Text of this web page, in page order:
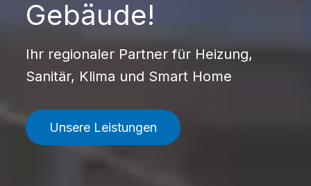
Gebäude!
Ihr regionaler Partner für Heizung,
Sanitär, Klima und Smart Home
Unsere Leistungen